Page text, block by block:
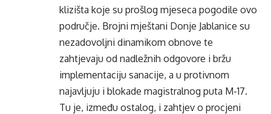
klizišta koje su prošlog mjeseca pogodile ovo
područje. Brojni mještani Donje Jablanice su
nezadovoljni dinamikom obnove te
zahtjevaju od nadležnih odgovore i bržu
implementaciju sanacije, a u protivnom
najavljuju i blokade magistralnog puta M-17.
Tu je, između ostalog, i zahtjev o procjeni